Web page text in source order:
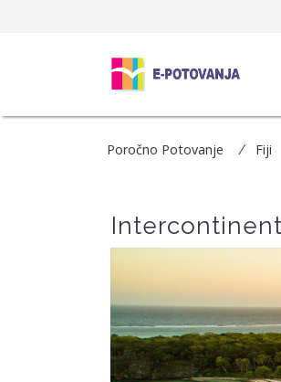
Poročno Potovanje Fiji